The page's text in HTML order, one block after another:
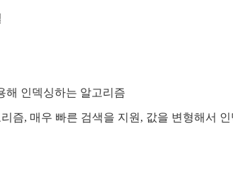
해 인덱싱하는 알고리즘
즘, 매우 빠른 검색을 지원, 값을 변형해서